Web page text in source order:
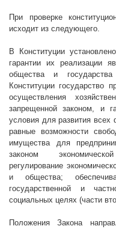
При проверке
исходит из следующего.
В Конституции
гарантии их реализации
общества и
Конституции государство
осуществления
запрещенной законом, и
условия для развития всех
равные возможности
имущества для
законом
регулирование
и общества;
государственной и
социальных целях (части
Положения Закона